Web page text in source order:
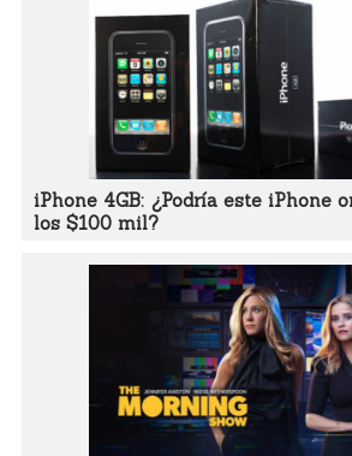
iPhone 4GB: ¿Podría este iPhone
los $100 mil?